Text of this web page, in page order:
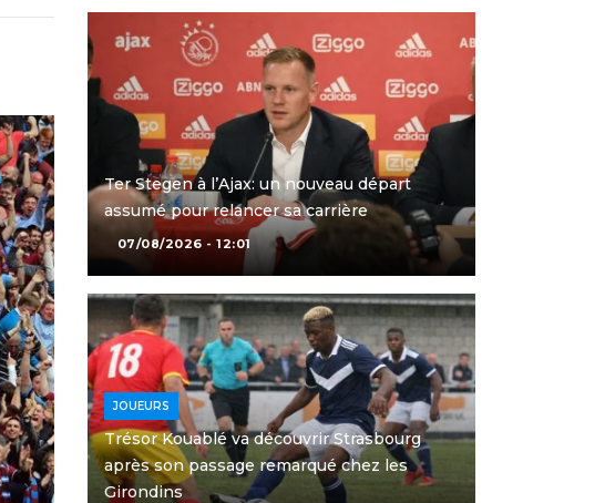
Ter Stegen à l’Ajax: un nouveau départ
assumé pour relancer sa carrière
07/08/2026 - 12:01
JOUEURS
Trésor Kouablé va découvrir Strasbourg
après son passage remarqué chez les
Girondins